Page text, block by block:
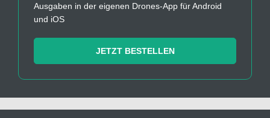
Ausgaben in der eigenen Drones-App für Android
und iOS
JETZT BESTELLEN